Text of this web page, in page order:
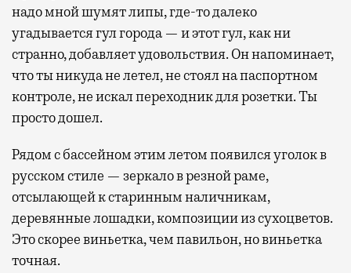
надо мной шумят липы, где-то далеко
угадывается гул города — и этот гул, как ни
странно, добавляет удовольствия. Он напоминает,
что ты никуда не летел, не стоял на паспортном
контроле, не искал переходник для розетки. Ты
просто дошел.
Рядом с бассейном этим летом появился уголок в
русском стиле — зеркало в резной раме,
отсылающей к старинным наличникам,
деревянные лошадки, композиции из сухоцветов.
Это скорее виньетка, чем павильон, но виньетка
точная.